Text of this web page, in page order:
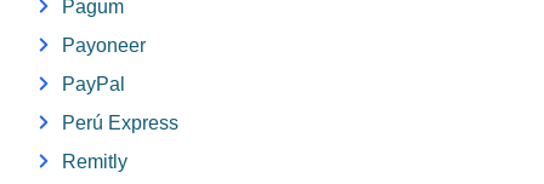
Pagum
Payoneer
PayPal
Perú Express
Remitly